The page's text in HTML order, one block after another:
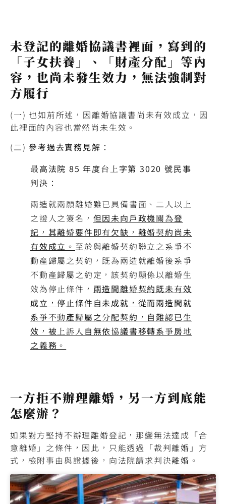
未登記的離婚協議書裡面，寫到的
「子女扶養」、「財產分配」等內
容，也尚未發生效力，無法強制對
方履行
(一) 也如前所述，因離婚協議書尚未有效成立，因
此裡面的內容也當然尚未生效。
(二)參考過去實務見解：
最高法院 85 年度台上字第 3020 號民事
判決：
兩造就兩願離婚雖已具備書面、二人以上
之證人之簽名， 但因未向戶政機關為登
記，其離婚要件即有欠缺，離婚契約尚未
有效成立。 至於與離婚契約聯立之系爭不
動產歸屬之契約，既為兩造就離婚後系爭
不動產歸屬之約定，該契約顯係以離婚生
效為停止條件， 兩造間離婚契約既未有效
成立，停止條件自未成就，從而兩造間就
系爭不動產歸屬之分配契約，自難認已生
效，被上訴人自無依協議書移轉系爭房地
之義務。
一方拒不辦理離婚，另一方到底能
怎麼辦？
如果對方堅持不辦理離婚登記，那變無法達成「合
意離婚」之條件，因此，只能透過「裁判離婚」方
式，檢附事由與證據後，向法院請求判決離婚。